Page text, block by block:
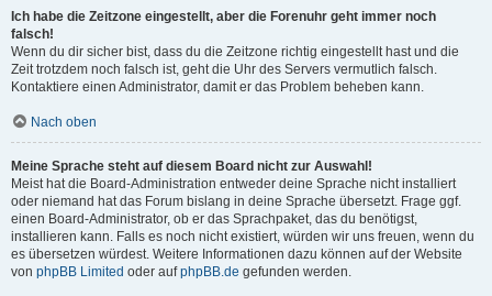
Ich habe die Zeitzone eingestellt, aber die Forenuhr geht immer noch
falsch!
Wenn du dir sicher bist, dass du die Zeitzone richtig eingestellt hast und die
Zeit trotzdem noch falsch ist, geht die Uhr des Servers vermutlich falsch.
Kontaktiere einen Administrator, damit er das Problem beheben kann.
Nach oben
Meine Sprache steht auf diesem Board nicht zur Auswahl!
Meist hat die Board-Administration entweder deine Sprache nicht installiert
oder niemand hat das Forum bislang in deine Sprache übersetzt. Frage ggf.
einen Board-Administrator, ob er das Sprachpaket, das du benötigst,
installieren kann. Falls es noch nicht existiert, würden wir uns freuen, wenn du
es übersetzen würdest. Weitere Informationen dazu können auf der Website
von phpBB Limited oder aufphpBB.de gefunden werden.